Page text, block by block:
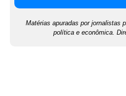
Matérias apuradas por jornalistas
política e econômica.